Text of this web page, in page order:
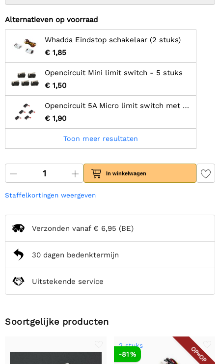
Alternatieven op voorraad
Whadda Eindstop schakelaar (2 stuks)
€ 1,85
Opencircuit Mini limit switch - 5 stuks
€ 1,50
Opencircuit 5A Micro limit switch met roller - 5 stuks
€ 1,90
Toon meer resultaten
In winkelwagen
Staffelkortingen weergeven
Verzonden vanaf € 6,95 (BE)
30 dagen bedenktermijn
Uitstekende service
Soortgelijke producten
OP=OP
2 stuks
-81 %